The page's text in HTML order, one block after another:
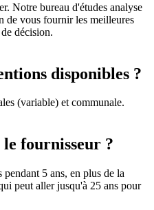
Notre bureau d'études analyse
de vous fournir les meilleures
décision.
disponibles ?
(variable) et communale.
fournisseur ?
5 ans, en plus de la
peut aller jusqu'à 25 ans pour